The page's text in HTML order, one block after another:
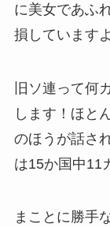
に美女であふ
損しています
旧ソ連って何
します！ほと
のほうが話さ
は15か国中11
まことに勝手